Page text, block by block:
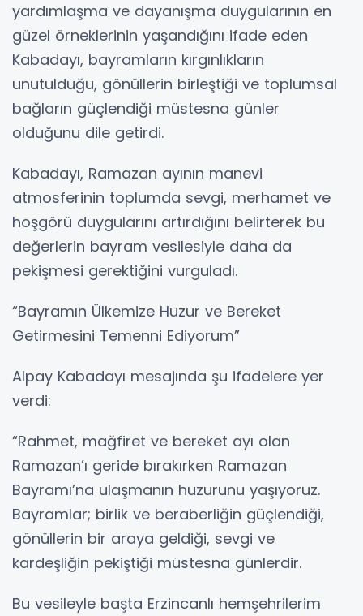
yardımlaşma ve dayanışma duygularının en
güzel örneklerinin yaşandığını ifade eden
Kabadayı, bayramların kırgınlıkların
unutulduğu, gönüllerin birleştiği ve toplumsal
bağların güçlendiği müstesna günler
olduğunu dile getirdi.
Kabadayı, Ramazan ayının manevi
atmosferinin toplumda sevgi, merhamet ve
hoşgörü duygularını artırdığını belirterek bu
değerlerin bayram vesilesiyle daha da
pekişmesi gerektiğini vurguladı.
“Bayramın Ülkemize Huzur ve Bereket
Getirmesini Temenni Ediyorum”
Alpay Kabadayı mesajında şu ifadelere yer
verdi:
“Rahmet, mağfiret ve bereket ayı olan
Ramazan’ı geride bırakırken Ramazan
Bayramı’na ulaşmanın huzurunu yaşıyoruz.
Bayramlar; birlik ve beraberliğin güçlendiği,
gönüllerin bir araya geldiği, sevgi ve
kardeşliğin pekiştiği müstesna günlerdir.
Bu vesileyle başta Erzincanlı hemşehrilerim